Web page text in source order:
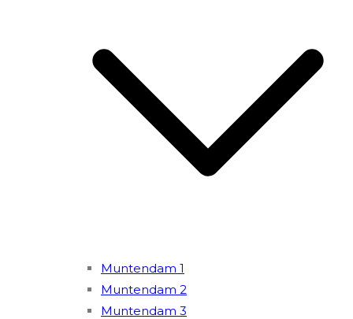
Muntendam 1
Muntendam 2
Muntendam 3